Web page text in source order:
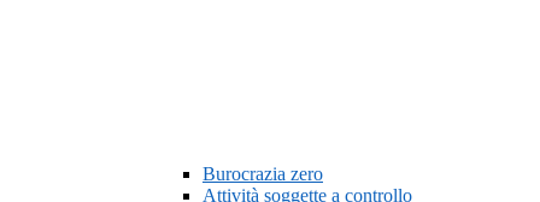
Burocrazia zero
Attività soggette a controllo